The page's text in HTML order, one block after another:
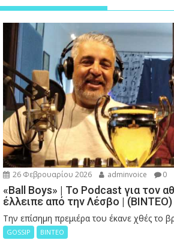
26 Φεβρουαρίου 2026 adminvoice 0
«Ball Boys» | Το Podcast για τον
έλλειπε από την Λέσβο | (ΒΙΝΤΕΟ)
Την επίσημη πρεμιέρα του έκανε χθές το
GOSSIP ΒΙΝΤΕΟ